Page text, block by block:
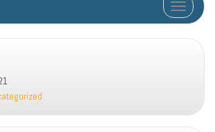
Afficher/